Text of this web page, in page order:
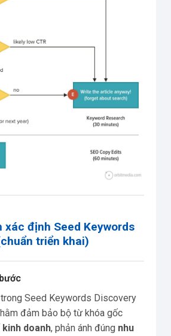
xác định Seed Keywords
triển khai)
Seed Keywords Discovery
đảm bảo bộ từ khóa gốc
doanh, phản ánh đúng nhu